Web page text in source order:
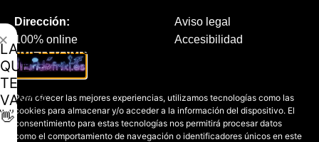
Para ofrecer las mejores experiencias, utilizamos tecnologías como las
cookies para almacenar y/o acceder a la información del dispositivo. El
consentimiento para estas tecnologías nos permitirá procesar datos
como el comportamiento de navegación o identificadores únicos en este
Dirección:
100% online
Manresa (08241), Barcelona
Chat Whatsapp (solo texto):
+34 689 800 662
Aviso legal
Accesibilidad
Política de privacidad
LAMENTAMOS
QUE
TE
VAYAS
👋